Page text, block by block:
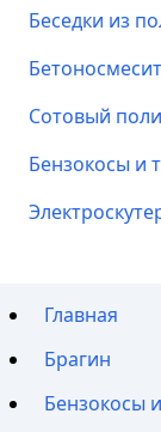
Беседки из
Сотовый
Бензокосы и
Главная
Брагин
Бензокосы